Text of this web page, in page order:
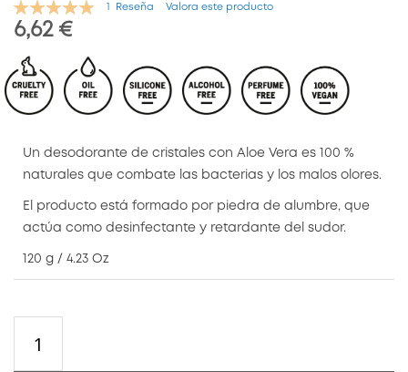
Valoración:
100
% of 100
Reseña Valora este producto
6,62 €
Un desodorante de cristales con Aloe Vera es 100 %
naturales que combate las bacterias y los malos olores.
El producto está formado por piedra de alumbre, que
actúa como desinfectante y retardante del sudor.
120 g / 4.23 Oz